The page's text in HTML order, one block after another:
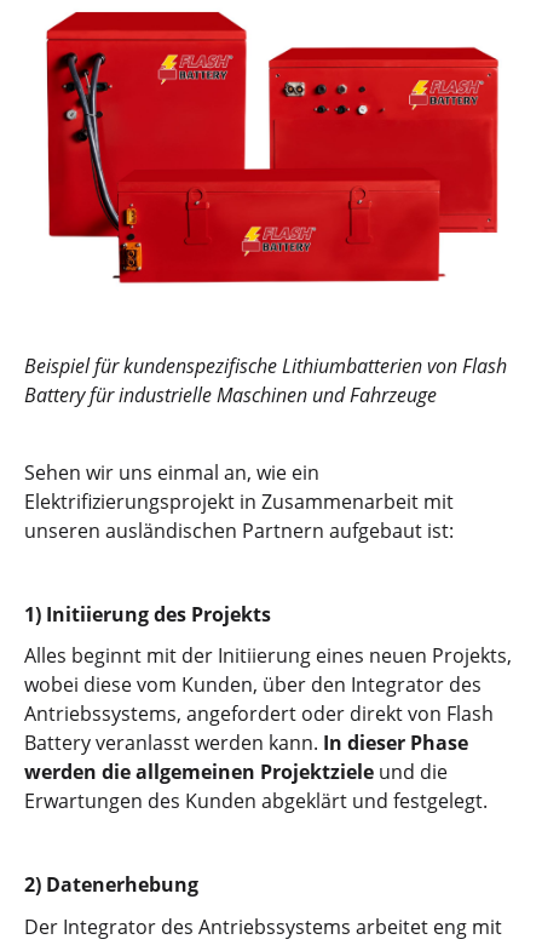
Beispiel für kundenspezifische Lithiumbatterien von Flash
Battery für industrielle Maschinen und Fahrzeuge
Sehen wir uns einmal an, wie ein
Elektrifizierungsprojekt in Zusammenarbeit mit
unseren ausländischen Partnern aufgebaut ist:
1) Initiierung des Projekts
Alles beginnt mit der Initiierung eines neuen Projekts,
wobei diese vom Kunden, über den Integrator des
Antriebssystems, angefordert oder direkt von Flash
Battery veranlasst werden kann. In dieser Phase
werden die allgemeinen Projektziele und die
Erwartungen des Kunden abgeklärt und festgelegt.
2) Datenerhebung
Der Integrator des Antriebssystems arbeitet eng mit